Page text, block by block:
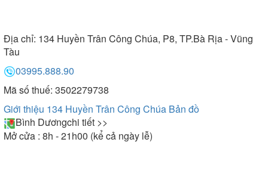
Địa chỉ: 134 Huyền Trân Công Chúa, P8, TP.Bà Rịa - Vũng
Tàu
03995.888.90
Mã số thuế: 3502279738
Giới thiệu 134 Huyền Trân Công Chúa Bản đồ
Bình Dươngchi tiết >>
Mở cửa : 8h - 21h00 (kể cả ngày lễ)